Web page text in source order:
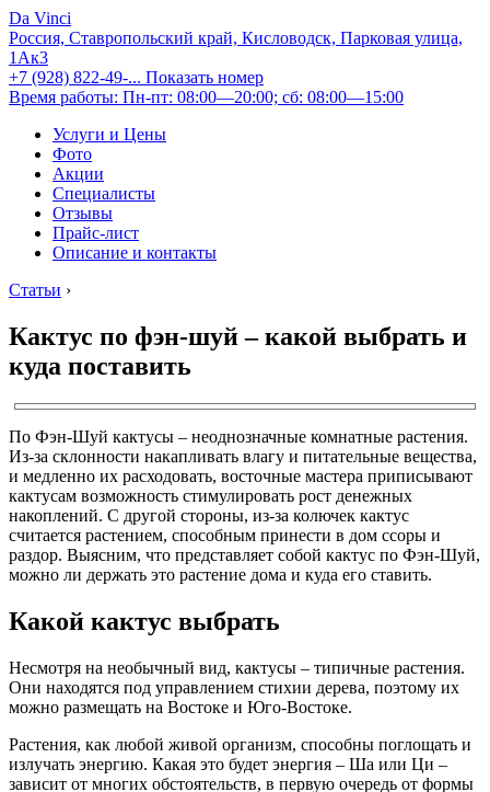
Da Vinci
Россия, Ставропольский край, Кисловодск, Парковая улица,
1Ак3
+7 (928) 822-49-... Показать номер
Время работы: Пн-пт: 08:00—20:00; сб: 08:00—15:00
Услуги и Цены
Фото
Акции
Специалисты
Отзывы
Прайс-лист
Описание и контакты
Статьи ›
Кактус по фэн-шуй – какой выбрать и
куда поставить
По Фэн-Шуй кактусы – неоднозначные комнатные растения.
Из-за склонности накапливать влагу и питательные вещества,
и медленно их расходовать, восточные мастера приписывают
кактусам возможность стимулировать рост денежных
накоплений. С другой стороны, из-за колючек кактус
считается растением, способным принести в дом ссоры и
раздор. Выясним, что представляет собой кактус по Фэн-Шуй,
можно ли держать это растение дома и куда его ставить.
Какой кактус выбрать
Несмотря на необычный вид, кактусы – типичные растения.
Они находятся под управлением стихии дерева, поэтому их
можно размещать на Востоке и Юго-Востоке.
Растения, как любой живой организм, способны поглощать и
излучать энергию. Какая это будет энергия – Ша или Ци –
зависит от многих обстоятельств, в первую очередь от формы